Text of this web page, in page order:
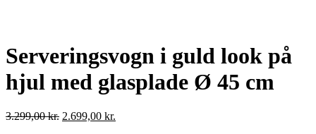
Serveringsvogn i guld look på
hjul med glasplade Ø 45 cm
3.299,00kr. Den
2.699,00 kr.